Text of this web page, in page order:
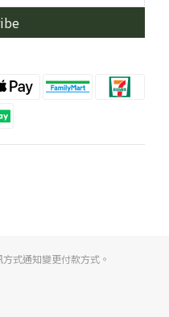
式通知變更付款方式。